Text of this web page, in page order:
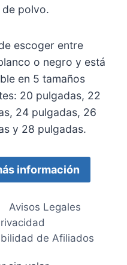
polvo.
escoger entre
o negro y está
en 5 tamaños
20 pulgadas, 22
24 pulgadas, 26
y 28 pulgadas.
información
Avisos Legales
de Afiliados